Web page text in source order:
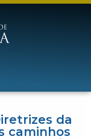
da
caminhos